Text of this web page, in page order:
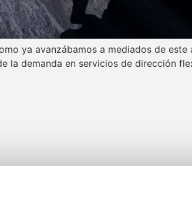
ya avanzábamos a mediados de este
demanda en servicios de dirección